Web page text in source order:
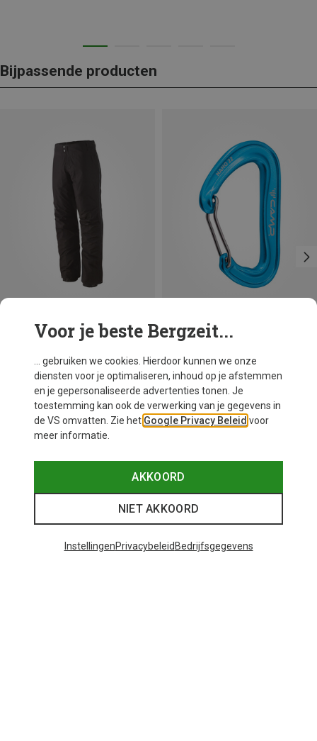
Bijpassende producten
Maten
Patagonia
Dames Triolet Broek
€ 379,95
S M L XL
Je bespaart 18%
Voor je beste Bergzeit...
... gebruiken we cookies. Hierdoor kunnen we onze
diensten voor je optimaliseren, inhoud op je afstemmen
en je gepersonaliseerde advertenties tonen. Je
toestemming kan ook de verwerking van je gegevens in
de VS omvatten. Zie het Google Privacy Beleid voor
meer informatie.
AKKOORD
NIET AKKOORD
InstellingenPrivacybeleid Bedrijfsgegevens